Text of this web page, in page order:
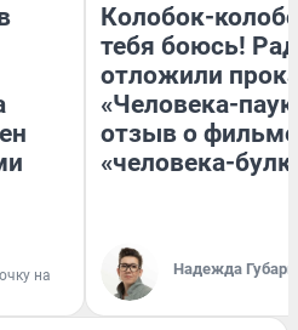
на
Колобок-
тебя боюсь!
отложили
«Человека-
отзыв о
«человека-
Надежда Губарь